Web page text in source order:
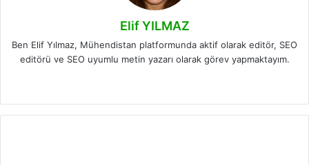
Elif YILMAZ
Ben Elif Yılmaz, Mühendistan platformunda aktif olarak editör, SEO
editörü ve SEO uyumlu metin yazarı olarak görev yapmaktayım.